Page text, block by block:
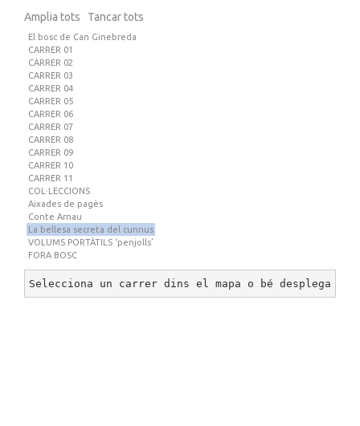
Amplia tots Tancar tots
El bosc de Can Ginebreda
CARRER 01
CARRER 02
CARRER 03
CARRER 04
CARRER 05
CARRER 06
CARRER 07
CARRER 08
CARRER 09
CARRER 10
CARRER 11
COL·LECCIONS
Aixades de pagès
Conte Arnau
La bellesa secreta del cunnus
VOLUMS PORTÀTILS ‘penjolls’
FORA BOSC
Selecciona un carrer dins el mapa o bé desplega